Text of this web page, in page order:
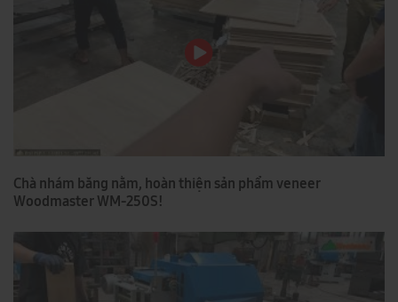
Chà nhám băng nằm, hoàn thiện sản phẩm veneer
Woodmaster WM-250S!